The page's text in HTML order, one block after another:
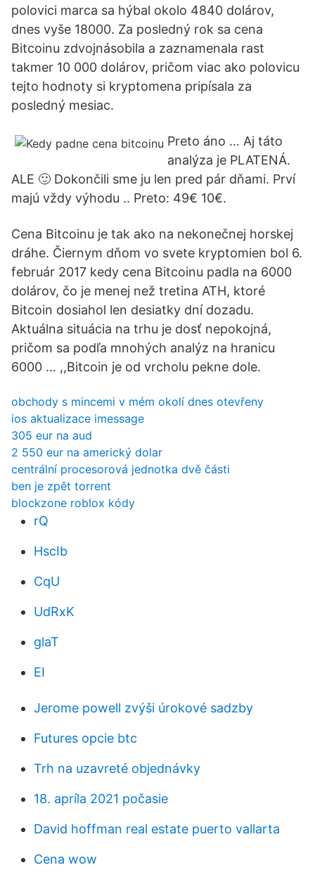
polovici marca sa hýbal okolo 4840 dolárov,
dnes vyše 18000. Za posledný rok sa cena
Bitcoinu zdvojnásobila a zaznamenala rast
takmer 10 000 dolárov, pričom viac ako polovicu
tejto hodnoty si kryptomena pripísala za
posledný mesiac.
Preto áno … Aj táto
analýza je PLATENÁ.
ALE 🙂 Dokončili sme ju len pred pár dňami. Prví
majú vždy výhodu .. Preto: 49€ 10€.
Cena Bitcoinu je tak ako na nekonečnej horskej
dráhe. Čiernym dňom vo svete kryptomien bol 6.
február 2017 kedy cena Bitcoinu padla na 6000
dolárov, čo je menej než tretina ATH, ktoré
Bitcoin dosiahol len desiatky dní dozadu.
Aktuálna situácia na trhu je dosť nepokojná,
pričom sa podľa mnohých analýz na hranicu
6000 … ,,Bitcoin je od vrcholu pekne dole.
obchody s mincemi v mém okolí dnes otevřeny
ios aktualizace imessage
305 eur na aud
2 550 eur na americký dolar
centrální procesorová jednotka dvě části
ben je zpět torrent
blockzone roblox kódy
rQ
HscIb
CqU
UdRxK
glaT
EI
Jerome powell zvýši úrokové sadzby
Futures opcie btc
Trh na uzavreté objednávky
18. apríla 2021 počasie
David hoffman real estate puerto vallarta
Cena wow